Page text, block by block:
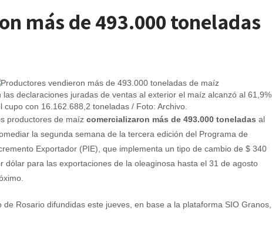
más de 493.000 toneladas
las declaraciones juradas de ventas al exterior el maíz alcanzó al 61,9%
cupo con 16.162.688,2 toneladas / Foto: Archivo.
productores de maíz comercializaron más de 493.000 toneladas al
la segunda semana de la tercera edición del Programa de
Exportador (PIE), que implementa un tipo de cambio de $ 340
dólar para las exportaciones de la oleaginosa hasta el 31 de agosto
Rosario difundidas este jueves, en base a la plataforma SIO Granos,